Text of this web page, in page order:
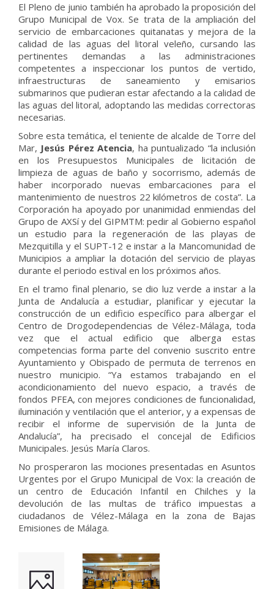
El Pleno de junio también ha aprobado la proposición del
Grupo Municipal de Vox. Se trata de la ampliación del
servicio de embarcaciones quitanatas y mejora de la
calidad de las aguas del litoral veleño, cursando las
pertinentes demandas a las administraciones
competentes a inspeccionar los puntos de vertido,
infraestructuras de saneamiento y emisarios
submarinos que pudieran estar afectando a la calidad de
las aguas del litoral, adoptando las medidas correctoras
necesarias.
Sobre esta temática, el teniente de alcalde de Torre del
Mar, Jesús Pérez Atencia, ha puntualizado “la inclusión
en los Presupuestos Municipales de licitación de
limpieza de aguas de baño y socorrismo, además de
haber incorporado nuevas embarcaciones para el
mantenimiento de nuestros 22 kilómetros de costa”. La
Corporación ha apoyado por unanimidad enmiendas del
Grupo de AXSí y del GIPMTM: pedir al Gobierno español
un estudio para la regeneración de las playas de
Mezquitilla y el SUPT-12 e instar a la Mancomunidad de
Municipios a ampliar la dotación del servicio de playas
durante el periodo estival en los próximos años.
En el tramo final plenario, se dio luz verde a instar a la
Junta de Andalucía a estudiar, planificar y ejecutar la
construcción de un edificio específico para albergar el
Centro de Drogodependencias de Vélez-Málaga, toda
vez que el actual edificio que alberga estas
competencias forma parte del convenio suscrito entre
Ayuntamiento y Obispado de permuta de terrenos en
nuestro municipio. “Ya estamos trabajando en el
acondicionamiento del nuevo espacio, a través de
fondos PFEA, con mejores condiciones de funcionalidad,
iluminación y ventilación que el anterior, y a expensas de
recibir el informe de supervisión de la Junta de
Andalucía”, ha precisado el concejal de Edificios
Municipales. Jesús María Claros.
No prosperaron las mociones presentadas en Asuntos
Urgentes por el Grupo Municipal de Vox: la creación de
un centro de Educación Infantil en Chilches y la
devolución de las multas de tráfico impuestas a
ciudadanos de Vélez-Málaga en la zona de Bajas
Emisiones de Málaga.